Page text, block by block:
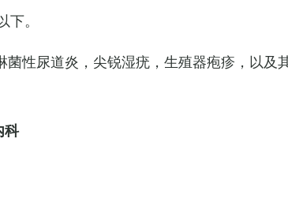
。
性尿道炎，尖锐湿疣，生殖器疱疹，以及
科